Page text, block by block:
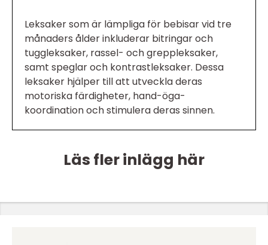
Leksaker som är lämpliga för bebisar vid tre
månaders ålder inkluderar bitringar och
tuggleksaker, rassel- och greppleksaker,
samt speglar och kontrastleksaker. Dessa
leksaker hjälper till att utveckla deras
motoriska färdigheter, hand-öga-
koordination och stimulera deras sinnen.
Läs fler inlägg här